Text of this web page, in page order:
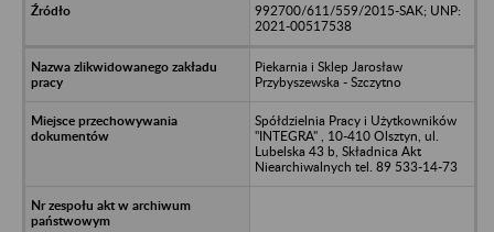
992700/611/559/2015-SAK; UNP:
2021-00517538
Piekarnia i Sklep Jarosław
Przybyszewska - Szczytno
Spółdzielnia Pracy i Użytkowników
"INTEGRA" , 10-410 Olsztyn, ul.
Lubelska 43 b, Składnica Akt
Niearchiwalnych tel. 89 533-14-73